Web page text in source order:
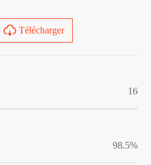
Télécharger
16
98.5%